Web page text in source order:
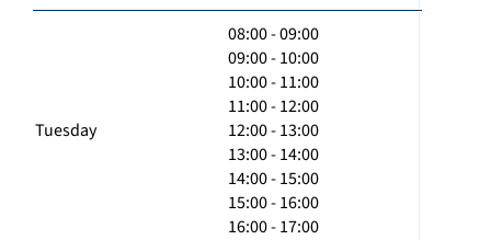
Tuesday
08:00 - 09:00
09:00 - 10:00
10:00 - 11:00
11:00 - 12:00
12:00 - 13:00
13:00 - 14:00
14:00 - 15:00
15:00 - 16:00
16:00 - 17:00